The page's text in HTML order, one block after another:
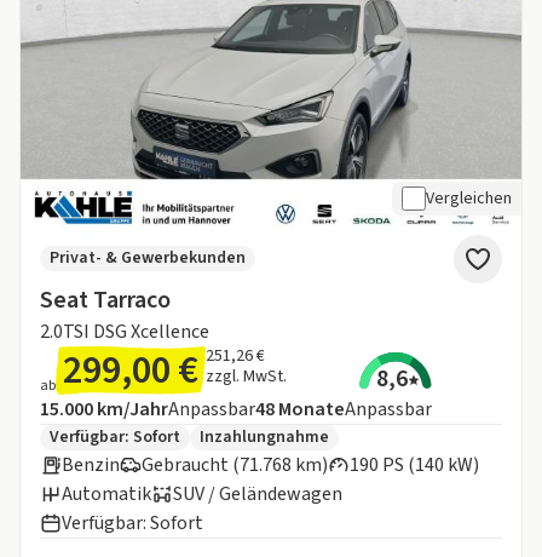
Vergleichen
Seat Tarraco
2.0TSI DSG Xcellence
Privat- & Gewerbekunden
ab 299,00 € 251,26 €
zzgl. MwSt.
8,6
Angebotsdetails:
Inklusive Laufleistung
15.000 km/JahrAnpassbarLaufzeit
48MonateAnpassbar
Zusätzliche Fahrzeuginformationen:
Verfügbar: Sofort Inzahlungnahme
Benzin Gebraucht (71.768 km)
190 PS (140 kW)
Automatik
SUV / Geländewagen
Verfügbar: Sofort